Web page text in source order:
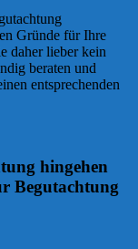
Gründe für Ihre
daher lieber kein
beraten und
entsprechenden
hingehen
Begutachtung